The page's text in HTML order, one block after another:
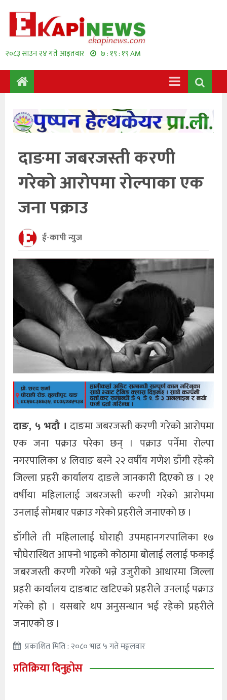
२०८३ साउन २४ गते आइतवार ७ : १९ : २० AM
दाङमा जबरजस्ती करणी
गरेको आरोपमा रोल्पाका एक
जना पक्राउ
ई-कापी न्युज
दाङ, ५ भदौ । दाङमा जबरजस्ती करणी गरेको आरोपमा
एक जना पक्राउ परेका छन् । पक्राउ पर्नेमा रोल्पा
नगरपालिका ४ लिवाङ बस्ने २२ वर्षीय गणेश डाँगी रहेको
जिल्ला प्रहरी कार्यालय दाङले जानकारी दिएको छ । २१
वर्षीया महिलालाई जबरजस्ती करणी गरेको आरोपमा
उनलाई सोमबार पक्राउ गरेको प्रहरीले जनाएको छ ।
डाँगीले ती महिलालाई घोराही उपमहानगरपालिका १७
चौघेरास्थित आफ्नो भाइको कोठामा बोलाई ललाई फकाई
जबरजस्ती करणी गरेको भन्ने उजुरीको आधारमा जिल्ला
प्रहरी कार्यालय दाङबाट खटिएको प्रहरीले उनलाई पक्राउ
गरेको हो । यसबारे थप अनुसन्धान भई रहेको प्रहरीले
जनाएको छ ।
प्रकाशित मिति : २०८० भाद्र ५ गते मङ्गलवार
प्रतिक्रिया दिनुहोस